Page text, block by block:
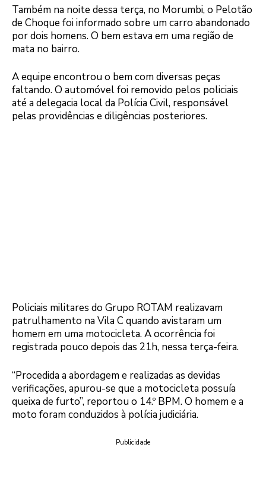
Também na noite dessa terça, no Morumbi, o Pelotão
de Choque foi informado sobre um carro abandonado
por dois homens. O bem estava em uma região de
mata no bairro.
A equipe encontrou o bem com diversas peças
faltando. O automóvel foi removido pelos policiais
até a delegacia local da Polícia Civil, responsável
pelas providências e diligências posteriores.
Policiais militares do Grupo ROTAM realizavam
patrulhamento na Vila C quando avistaram um
homem em uma motocicleta. A ocorrência foi
registrada pouco depois das 21h, nessa terça-feira.
“Procedida a abordagem e realizadas as devidas
verificações, apurou-se que a motocicleta possuía
queixa de furto”, reportou o 14.º BPM. O homem e a
moto foram conduzidos à polícia judiciária.
Publicidade